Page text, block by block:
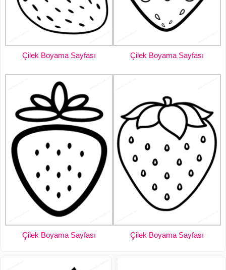
Çilek Boyama Sayfası Çilek Boyama Sayfası
Çilek Boyama Sayfası Çilek Boyama Sayfası